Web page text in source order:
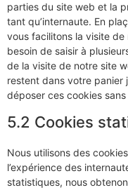
parties du site web et la
tant qu’internaute. En
vous facilitons la visite de
besoin de saisir à
de la visite de notre site
restent dans votre panier
déposer ces cookies
5.2 Cookies
Nous utilisons des
l’expérience des
statistiques, nous